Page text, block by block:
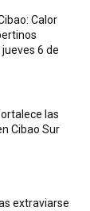
Calor
6 de
las
Cibao Sur
extraviarse